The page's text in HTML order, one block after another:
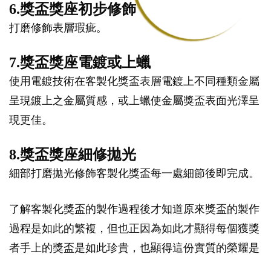
6.獎盃獎座初步修飾
打磨修飾表層瑕疵。
7.獎盃獎座電鍍或上蠟
使用電鍍技術在客製化獎盃表層電鍍上不同種類金屬
呈現鍍上之金屬質感，或上蠟使金屬獎盃表面光澤呈
現更佳。
8.獎盃獎座細修拋光
細部打磨拋光修飾客製化獎盃每一處細節後即完成。
了解客製化獎盃的製作過程後才知道原來獎盃的製作
過程是如此的繁複，但也正因為如此才顯得每個獲獎
者手上的獎盃是如此珍貴，也顯得這份實質的榮耀是